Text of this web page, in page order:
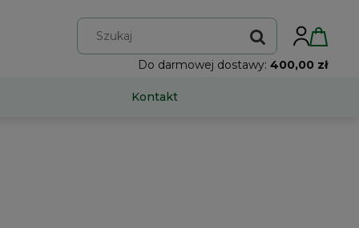
Do darmowej dostawy: 400,00 zł
Kontakt